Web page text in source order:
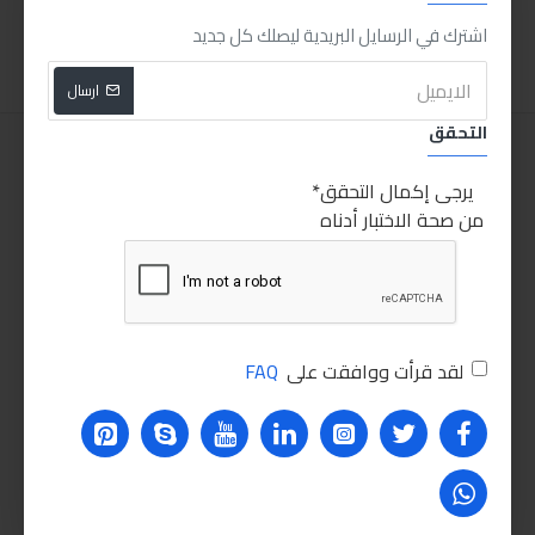
اشترك في الرسايل البريدية ليصلك كل جديد
ارسال
التحقق
يرجى إكمال التحقق
من صحة الاختبار أدناه
لقد قرأت ووافقت على FAQ
اضافة للسلة اضافة للسلة